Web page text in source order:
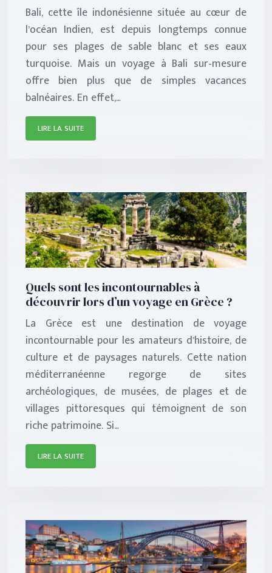
Bali, cette île indonésienne située au cœur de
l’océan Indien, est depuis longtemps connue
pour ses plages de sable blanc et ses eaux
turquoise. Mais un voyage à Bali sur-mesure
offre bien plus que de simples vacances
balnéaires. En effet,…
LIRE LA SUITE
Quels sont les incontournables à
découvrir lors d’un voyage en Grèce ?
La Grèce est une destination de voyage
incontournable pour les amateurs d’histoire, de
culture et de paysages naturels. Cette nation
méditerranéenne regorge de sites
archéologiques, de musées, de plages et de
villages pittoresques qui témoignent de son
riche patrimoine. Si…
LIRE LA SUITE